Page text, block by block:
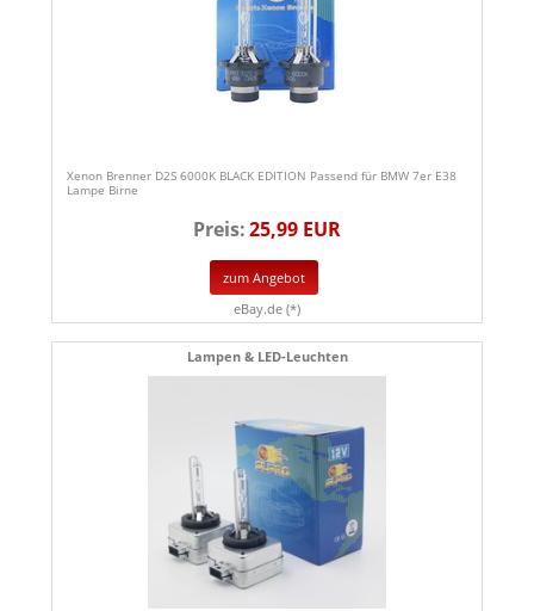
Xenon Brenner D2S 6000K BLACK EDITION Passend für BMW 7er E38
Lampe Birne
Preis:25,99 EUR
zum Angebot
eBay.de (*)
Lampen & LED-Leuchten